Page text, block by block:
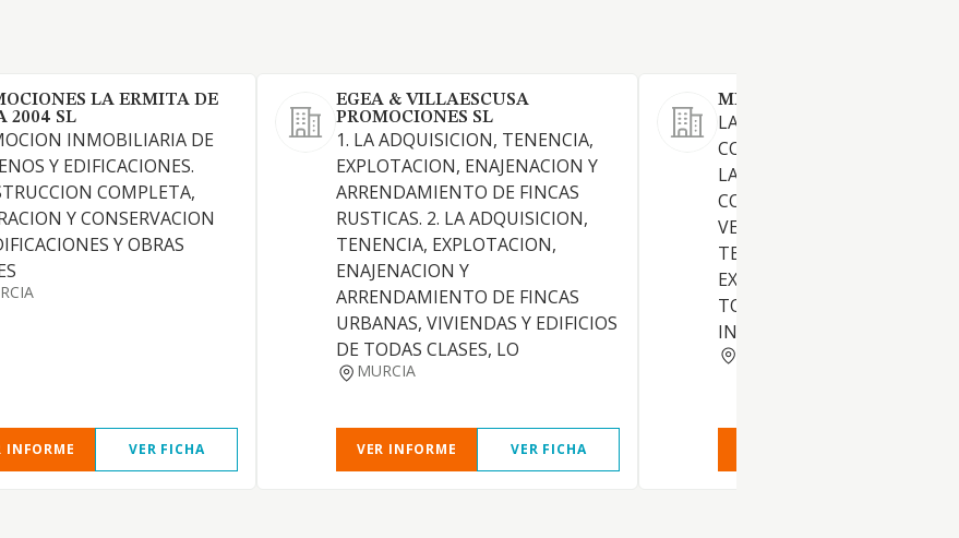
LA ERMITA DE
2004 SL
INMOBILIARIA DE
Y EDIFICACIONES.
COMPLETA,
Y CONSERVACION
Y OBRAS
INFORME VER FICHA
EGEA & VILLAESCUSA
PROMOCIONES SL
1. LA ADQUISICION, TENENCIA,
EXPLOTACION, ENAJENACION Y
ARRENDAMIENTO DE FINCAS
RUSTICAS. 2. LA ADQUISICION,
TENENCIA, EXPLOTACION,
ENAJENACION Y
ARRENDAMIENTO DE FINCAS
URBANAS, VIVIENDAS Y EDIFICIOS
DE TODAS CLASES, LO
MURCIA
VER INFORME VER FICHA
MINOR SEA HOLIDAYS SL
LA ACTIVIDAD EMPRESARIAL
CONSISTENTE EN LO
LA PROMOCION,
CONSTRUCCION, COMPRA Y
VENTA, ADMINISTRACION,
TENENCIA,
EXPLOTACION EN
TODO TIPO DE BIENES
INMUEBLES.